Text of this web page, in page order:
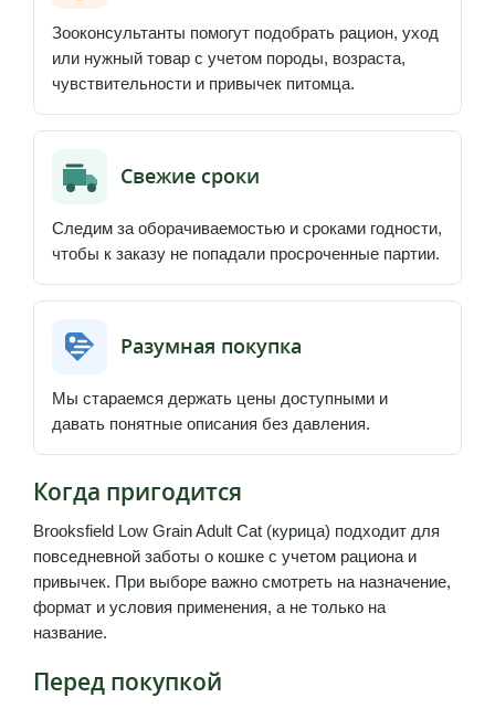
Зооконсультанты помогут подобрать рацион, уход
или нужный товар с учетом породы, возраста,
чувствительности и привычек питомца.
Свежие сроки
Следим за оборачиваемостью и сроками годности,
чтобы к заказу не попадали просроченные партии.
Разумная покупка
Мы стараемся держать цены доступными и
давать понятные описания без давления.
Когда пригодится
Brooksfield Low Grain Adult Cat (курица) подходит для
повседневной заботы о кошке с учетом рациона и
привычек. При выборе важно смотреть на назначение,
формат и условия применения, а не только на
название.
Перед покупкой